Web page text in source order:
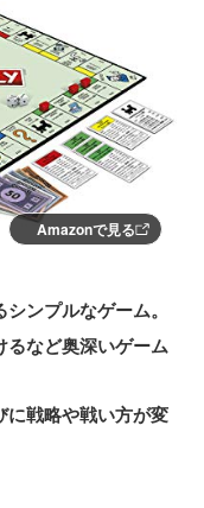
Amazonで見る
ンプルなゲーム。
るなど奥深いゲーム
に戦略や戦い方が変